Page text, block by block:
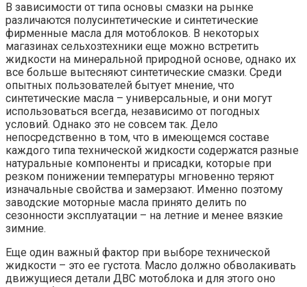
В зависимости от типа основы смазки на рынке
различаются полусинтетические и синтетические
фирменные масла для мотоблоков. В некоторых
магазинах сельхозтехники еще можно встретить
жидкости на минеральной природной основе, однако их
все больше вытесняют синтетические смазки. Среди
опытных пользователей бытует мнение, что
синтетические масла – универсальные, и они могут
использоваться всегда, независимо от погодных
условий. Однако это не совсем так. Дело
непосредственно в том, что в имеющемся составе
каждого типа технической жидкости содержатся разные
натуральные компоненты и присадки, которые при
резком понижении температуры мгновенно теряют
изначальные свойства и замерзают. Именно поэтому
заводские моторные масла принято делить по
сезонности эксплуатации – на летние и менее вязкие
зимние.
Еще один важный фактор при выборе технической
жидкости – это ее густота. Масло должно обволакивать
движущиеся детали ДВС мотоблока и для этого оно